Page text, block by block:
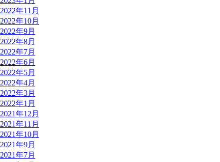
2022年11月
2022年10月
2022年9月
2022年8月
2022年7月
2022年6月
2022年5月
2022年4月
2022年3月
2022年1月
2021年12月
2021年11月
2021年10月
2021年9月
2021年7月